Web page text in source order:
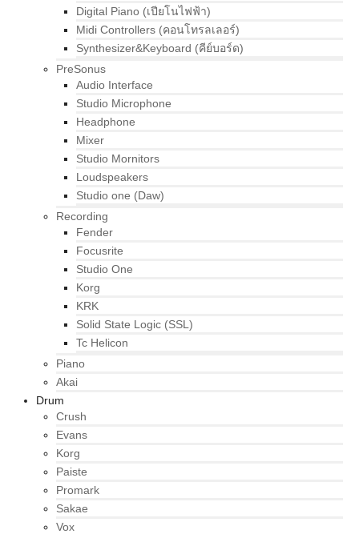
Digital Piano (เปียโนไฟฟ้า)
Midi Controllers (คอนโทรลเลอร์)
Synthesizer&Keyboard (คีย์บอร์ด)
PreSonus
Audio Interface
Studio Microphone
Headphone
Mixer
Studio Mornitors
Loudspeakers
Studio one (Daw)
Recording
Fender
Focusrite
Studio One
Korg
KRK
Solid State Logic (SSL)
Tc Helicon
Piano
Akai
Drum
Crush
Evans
Korg
Paiste
Promark
Sakae
Vox